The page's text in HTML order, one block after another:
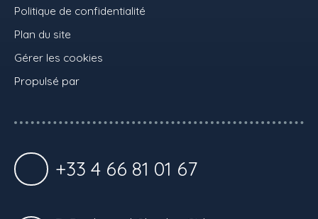
Politique de confidentialité
Plan du site
Gérer les cookies
Propulsé par
+33 4 66 81 01 67